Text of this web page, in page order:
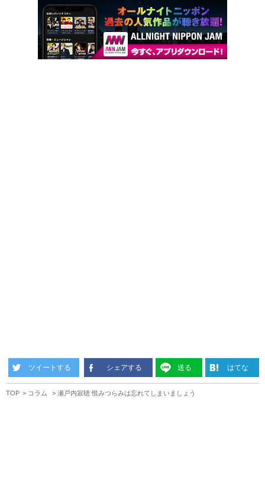
ツイートする シェアする 送る はてな
TOP コラム 瀬戸内寂聴 恨みつらみは忘れてしまいましょう